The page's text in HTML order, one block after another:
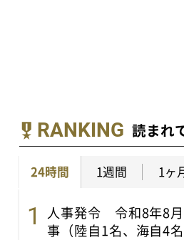
RANKING 読まれ
24時間 1週間 1ヶ
人事発令 令和8年8
事（陸自1名、海自4名